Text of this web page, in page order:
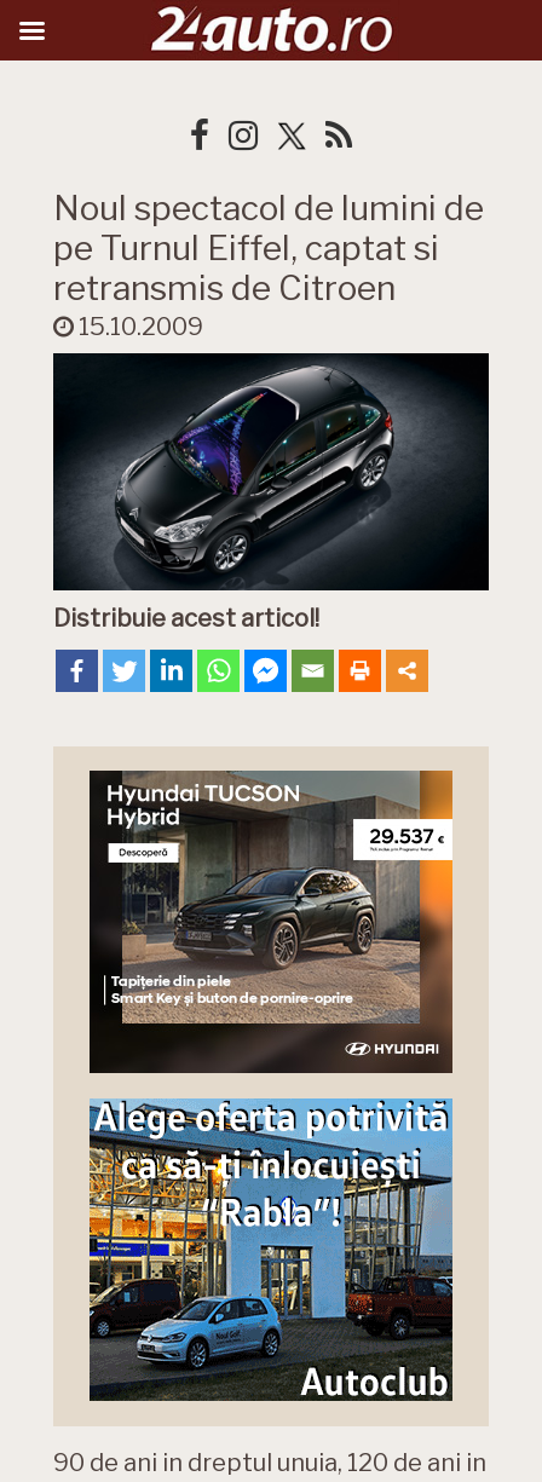
Noul spectacol de lumini de
pe Turnul Eiffel, captat si
retransmis de Citroen
15.10.2009
Distribuie acest articol!
90 de ani in dreptul unuia, 120 de ani in